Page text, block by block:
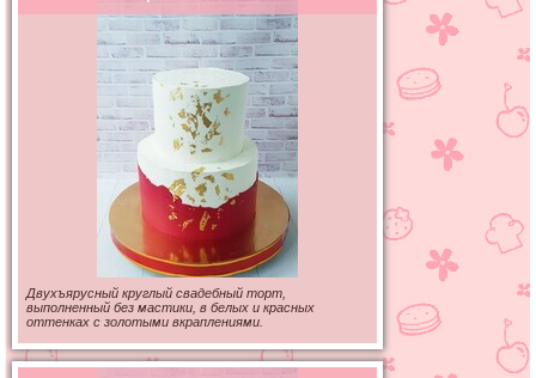
Двухъярусный круглый свадебный торт,
выполненный без мастики, в белых и красных
оттенках с золотыми вкраплениями.